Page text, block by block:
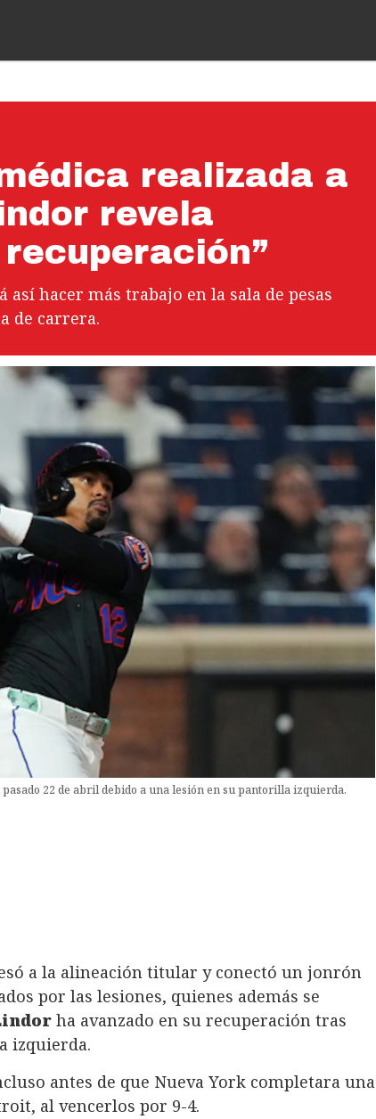
realizada a
revela
hacer más trabajo en la sala de pesas
de carrera.
22 de abril debido a una lesión en su pantorilla izquierda.
a la alineación titular y conectó un jonrón
por las lesiones, quienes además se
ha avanzado en su recuperación tras
izquierda.
antes de que Nueva York completara una
al vencerlos por 9-4.